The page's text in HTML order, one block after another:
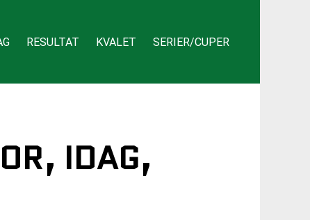
RESULTAT KVALET SERIER/CUPER
IDAG,